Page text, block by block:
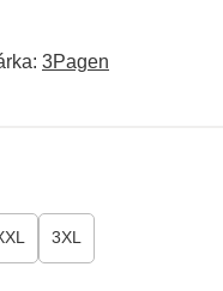
3Pagen
3XL